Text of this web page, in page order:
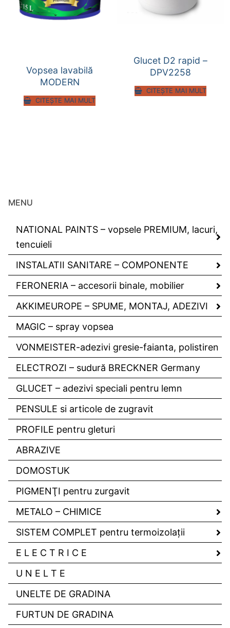
Vopsea lavabilă
MODERN
CITEȘTE MAI MULT
Glucet D2 rapid –
DPV2258
CITEȘTE MAI MULT
MENU
NATIONAL PAINTS – vopsele PREMIUM, lacuri,
tencuieli
INSTALATII SANITARE – COMPONENTE
FERONERIA – accesorii binale, mobilier
AKKIMEUROPE – SPUME, MONTAJ, ADEZIVI
MAGIC – spray vopsea
VONMEISTER-adezivi gresie-faianta, polistiren
ELECTROZI – sudură BRECKNER Germany
GLUCET – adezivi speciali pentru lemn
PENSULE si articole de zugravit
PROFILE pentru gleturi
ABRAZIVE
DOMOSTUK
PIGMENŢI pentru zurgavit
METALO – CHIMICE
SISTEM COMPLET pentru termoizolaţii
E L E C T R I C E
U N E L T E
UNELTE DE GRADINA
FURTUN DE GRADINA